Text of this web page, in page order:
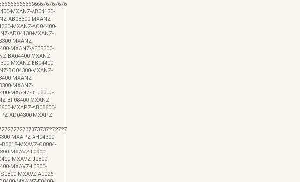
MXANZ-AB04130-
AB08300-MXANZ-
MXANZ-AC04400-
AD04130-MXANZ-
MXANZ-
MXANZ-AE08300-
BA04400-MXANZ-
MXANZ-BB04400-
BC04300-MXANZ-
MXANZ-
MXANZ-
MXANZ-BE08300-
BF08400-MXANZ-
MXAPZ-AB08600-
AD04300-MXAPZ-
MXAPZ-AH04300-
MXAVZ-C0004-
MXAVZ-F0900-
MXAVZ-J0800-
MXAVZ-L0800-
MXAVZ-A0026-